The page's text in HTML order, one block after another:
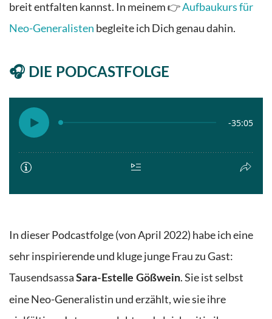
breit entfalten kannst. In meinem 👉​Aufbaukurs für
Neo-Generalisten begleite ich Dich genau dahin.
🎧 DIE PODCASTFOLGE
In dieser Podcastfolge (von April 2022) habe ich eine
sehr inspirierende und kluge junge Frau zu Gast:
Tausendsassa Sara-Estelle Gößwein. Sie ist selbst
eine Neo-Generalistin und erzählt, wie sie ihre